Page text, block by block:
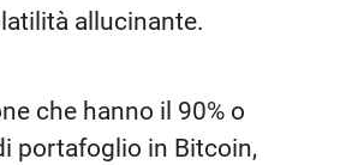
allucinante.
che hanno il 90% o
portafoglio in Bitcoin,